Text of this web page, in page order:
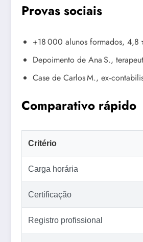
Provas sociais
+18 000 alunos formados,
Depoimento de Ana S.,
Case de Carlos M.,
Comparativo rápido
Critério
Carga horária
Certificação
Registro profissional